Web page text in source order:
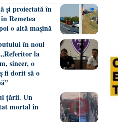
și proiectată în
Remetea
o altă mașină
în noul
la
sincer, o
fi dorit să o
țării. Un
mortal în